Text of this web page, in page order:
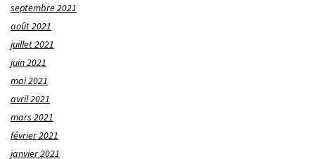
septembre 2021
août 2021
juillet 2021
juin 2021
mai 2021
avril 2021
mars 2021
février 2021
janvier 2021